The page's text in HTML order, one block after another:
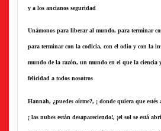
y a los ancianos seguridad
Unámonos para liberar al mundo, para terminar
para terminar con la codicia, con el odio y con la
mundo de la razón, un mundo en el que la ciencia
felicidad a todos nosotros
Hannah, ¿puedes oírme?, ¡ donde quiera que
¡ las nubes están desapareciendo!, ¡el sol se está